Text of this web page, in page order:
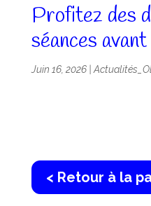
Profitez des
séances avant
Juin 16, 2026|
< Retour à la